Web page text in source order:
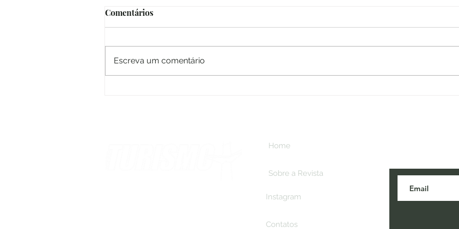
João Pessoa em cores e
perco a oportunidade de estar
em seu berço, o Centro
em fevereiro com a BTL-Bolsa
Comentários
Escreva um comentário
Home
Sobre a Revista
Instagram
Contatos